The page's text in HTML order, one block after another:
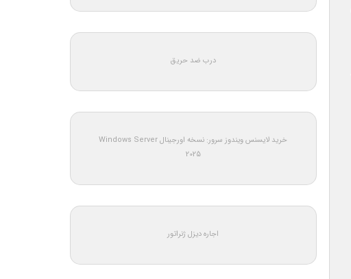
درب ضد حریق
خرید لایسنس ویندوز سرور: نسخه اورجینال Windows Server
2025
اجاره دیزل ژنراتور